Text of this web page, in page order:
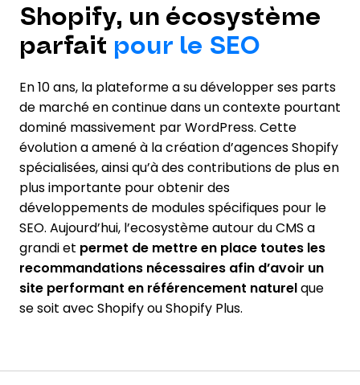
Shopify, un écosystème
parfait pour le SEO
En 10 ans, la plateforme a su développer ses parts
de marché en continue dans un contexte pourtant
dominé massivement par WordPress. Cette
évolution a amené à la création d’agences Shopify
spécialisées, ainsi qu’à des contributions de plus en
plus importante pour obtenir des
développements de modules spécifiques pour le
SEO. Aujourd’hui, l’ecosystème autour du CMS a
grandi et permet de mettre en place toutes les
recommandations nécessaires afin d’avoir un
site performant en référencement naturelque
se soit avec Shopify ou Shopify Plus.